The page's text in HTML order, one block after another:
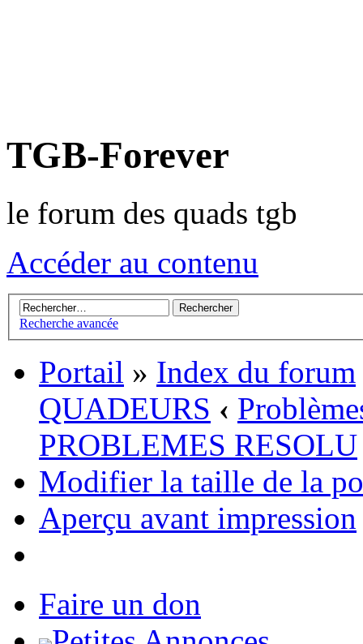
TGB-Forever
le forum des quads tgb
Accéder au contenu
Recherche avancée
Portail » Index du forum
QUADEURS ‹
PROBLEMES RESOLU
Modifier la taille de la
Aperçu avant impression
Faire un don